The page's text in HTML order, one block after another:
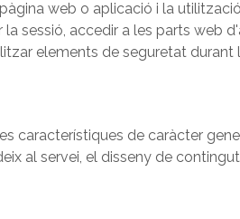
web o aplicació i la
sessió, accedir a les parts web
elements de seguretat
característiques de caràcter
al servei, el disseny de